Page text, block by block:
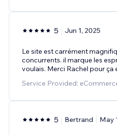
5 Jun 1, 2025
Le site est carrément
concurrents. il marque les
voulais. Merci Rachel pour ça
Service Provided:
5 Bertrand May